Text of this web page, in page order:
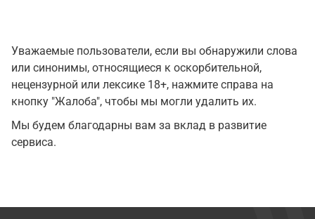
Уважаемые пользователи, если вы обнаружили слова
или синонимы, относящиеся к оскорбительной,
нецензурной или лексике 18+, нажмите справа на
кнопку "Жалоба", чтобы мы могли удалить их.
Мы будем благодарны вам за вклад в развитие
сервиса.